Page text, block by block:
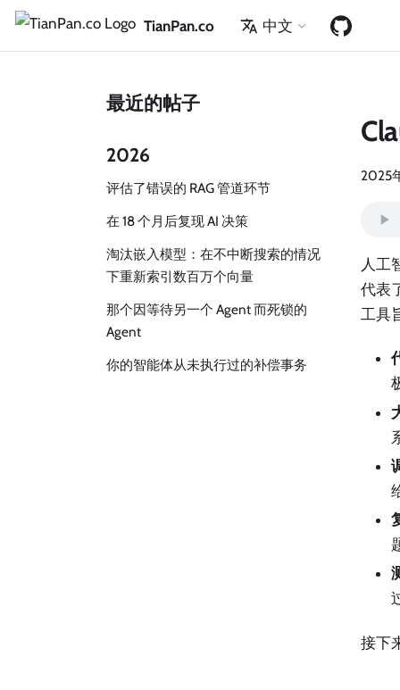
TianPan.co 中文
最近的帖子
2026
评估了错误的 RAG 管道环节
在 18 个月后复现 AI 决策
淘汰嵌入模型：在不中断搜索的情况
下重新索引数百万个向量
那个因等待另一个 Agent 而死锁的
Agent
你的智能体从未执行过的补偿事务
2025
人工
代表
工具
接下